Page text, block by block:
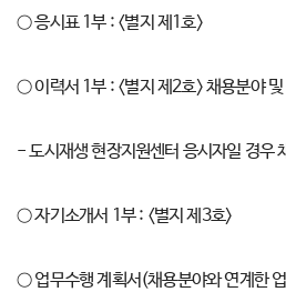
○ 응시표 1부 : <별지 제1호>
○ 이력서 1부 : <별지 제2호> 채용분야
- 도시재생 현장지원센터 응시자일 경우
○ 자기소개서 1부 : <별지 제3호>
○ 업무수행 계획서(채용분야와 연계한